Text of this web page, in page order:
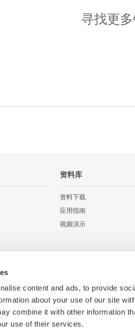
content and ads, to provide
about your use of our site
combine it with other information
use of their services.
寻找更
资料库
资料下载
应用指南
视频演示